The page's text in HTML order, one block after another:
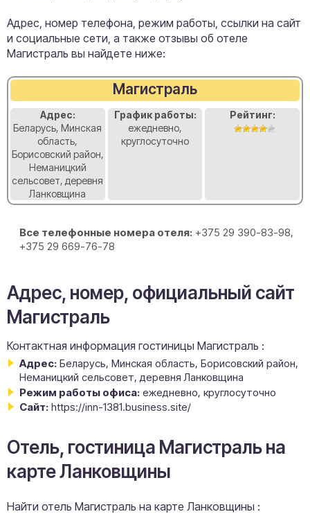
Адрес, номер телефона, режим работы, ссылки на сайт
и социальные сети, а также отзывы об отеле
Магистраль вы найдете ниже:
Магистраль
Адрес:
Беларусь, Минская
область,
Борисовский район,
Неманицкий
сельсовет, деревня
Ланковщина
График работы:
ежедневно,
круглосуточно
Рейтинг:
Все телефонные номера отеля: +375 29 390-83-98,
+375 29 669-76-78
Адрес, номер, официальный сайт
Магистраль
Контактная информация гостиницы Магистраль :
Адрес: Беларусь, Минская область, Борисовский район,
Неманицкий сельсовет, деревня Ланковщина
Режим работы офиса: ежедневно, круглосуточно
Сайт: https://inn-1381.business.site/
Отель, гостиница Магистраль на
карте Ланковщины
Найти отель Магистраль на карте Ланковщины :